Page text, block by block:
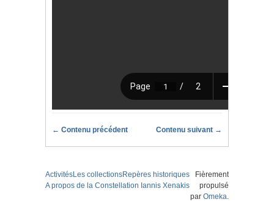
← Contenu précédent Contenu suivant →
ActivitésLes collectionsRepères historiques
A propos de la Constellation Iannis Xenakis
Fièrement
propulsé
par Omeka.